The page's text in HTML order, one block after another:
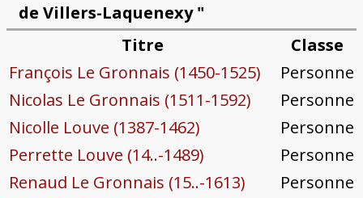
de Villers-Laquenexy "
Titre
Classe
François Le Gronnais (1450-1525)
Personne
Nicolas Le Gronnais (1511-1592)
Personne
Nicolle Louve (1387-1462)
Personne
Perrette Louve (14..-1489)
Personne
Renaud Le Gronnais (15..-1613)
Personne